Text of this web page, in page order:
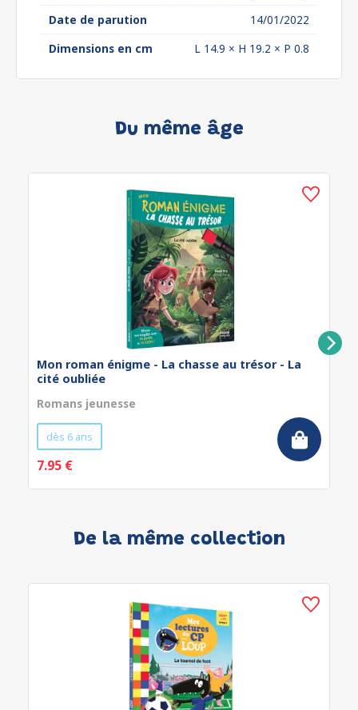
Date de parution
14/01/2022
Dimensions en cm
L 14.9 × H 19.2 × P 0.8
Du même âge
Mon roman énigme - La chasse au trésor - La
cité oubliée
Romans jeunesse
dès 6 ans
7.95 €
De la même collection